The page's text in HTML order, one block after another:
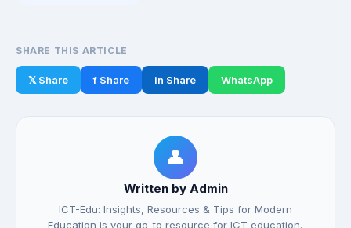
SHARE THIS ARTICLE
𝕏 Share f Share in Share WhatsApp
👤
Written by Admin
ICT-Edu: Insights, Resources & Tips for Modern
Education is your go-to resource for ICT education,